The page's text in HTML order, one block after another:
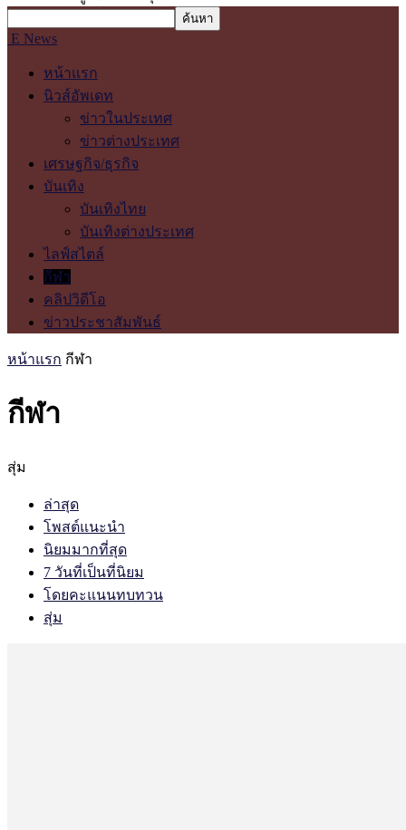
E News
หน้าแรก
นิวส์อัพเดท
ข่าวในประเทศ
ข่าวต่างประเทศ
เศรษฐกิจ/ธุรกิจ
บันเทิง
บันเทิงไทย
บันเทิงต่างประเทศ
ไลฟ์สไตล์
กีฬา
คลิปวิดีโอ
ข่าวประชาสัมพันธ์
หน้าแรก กีฬา
กีฬา
สุ่ม
ล่าสุด
โพสต์แนะนำ
นิยมมากที่สุด
7 วันที่เป็นที่นิยม
โดยคะแนนทบทวน
สุ่ม